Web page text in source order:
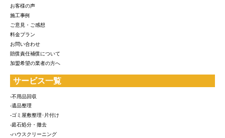
お客様の声
施工事例
ご意見・ご感想
料金プラン
お問い合わせ
賠償責任補償について
加盟希望の業者の方へ
サービス一覧
-不用品回収
-遺品整理
-ゴミ屋敷整理･片付け
-庭石処分・撤去
-ハウスクリーニング